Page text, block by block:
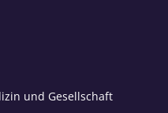
und Gesellschaft